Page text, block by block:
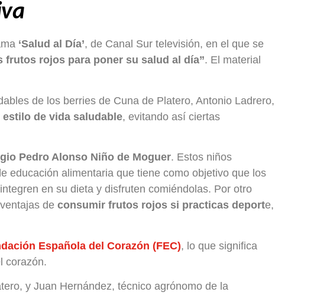
‘Salud al Día’, de Canal Sur televisión, en el que se
rojos para poner su salud al día”. El material
de los berries de Cuna de Platero, Antonio Ladrero,
de vida saludable, evitando así ciertas
Pedro Alonso Niño de Moguer. Estos niños
educación alimentaria que tiene como objetivo que los
en su dieta y disfruten comiéndolas. Por otro
de consumir frutos rojos si practicas deporte,
Española del Corazón (FEC), lo que significa
corazón.
y Juan Hernández, técnico agrónomo de la